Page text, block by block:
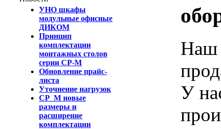
УНО шкафы
модульные офисные
ДИКОМ
Принцип
комплектации
монтажных столов
серии СР-М
Обновление прайс-
листа
Уточнение нагрузок
СР_М новые
размеры и
расширение
комплектации
Наш
У